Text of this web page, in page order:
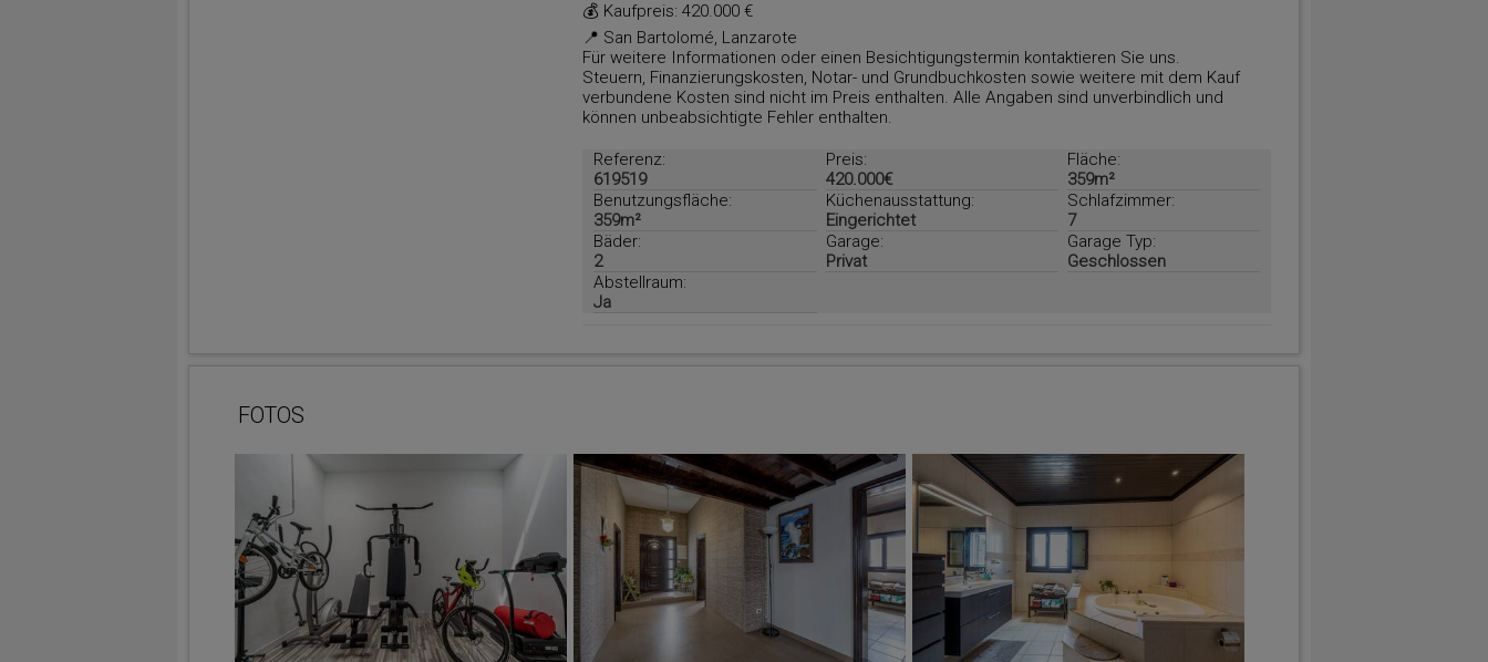
💰 Kaufpreis: 420.000 €
📍 San Bartolomé, Lanzarote
Für weitere Informationen oder einen Besichtigungstermin kontaktieren Sie uns.
Steuern, Finanzierungskosten, Notar- und Grundbuchkosten sowie weitere mit dem Kauf
verbundene Kosten sind nicht im Preis enthalten. Alle Angaben sind unverbindlich und
können unbeabsichtigte Fehler enthalten.
Referenz:
619519
Preis:
420.000€
Fläche:
359m²
Benutzungsfläche:
359m²
Küchenausstattung:
Eingerichtet
Schlafzimmer:
7
Bäder:
2
Garage:
Privat
Garage Typ:
Geschlossen
Abstellraum:
Ja
FOTOS